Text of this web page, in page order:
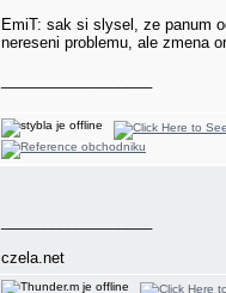
EmiT: sak si slysel, ze panum
nereseni problemu, ale zmena
czela.net